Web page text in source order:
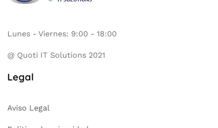
Lunes - Viernes: 9:00 - 18:00
@ Quoti IT Solutions 2021
Legal
Aviso Legal